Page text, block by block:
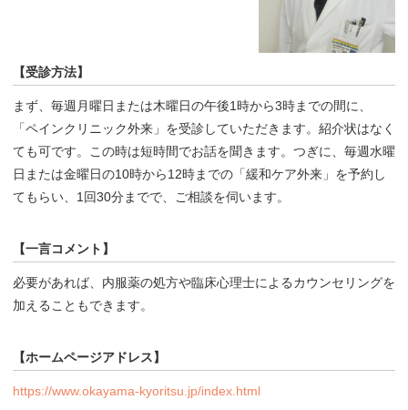
【受診方法】
まず、毎週月曜日または木曜日の午後1時から3時までの間に、
「ペインクリニック外来」を受診していただきます。紹介状はなく
ても可です。この時は短時間でお話を聞きます。つぎに、毎週水曜
日または金曜日の10時から12時までの「緩和ケア外来」を予約し
てもらい、1回30分までで、ご相談を伺います。
【一言コメント】
必要があれば、内服薬の処方や臨床心理士によるカウンセリングを
加えることもできます。
【ホームページアドレス】
https://www.okayama-kyoritsu.jp/index.html